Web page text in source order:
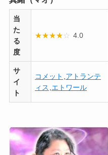
当
た
る
度
★★★★☆ 4.0
サ
イ
ト
コメット アトランテ
ィス エトワール